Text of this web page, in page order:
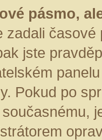
pásmo,
zadali
jste
Pokud po